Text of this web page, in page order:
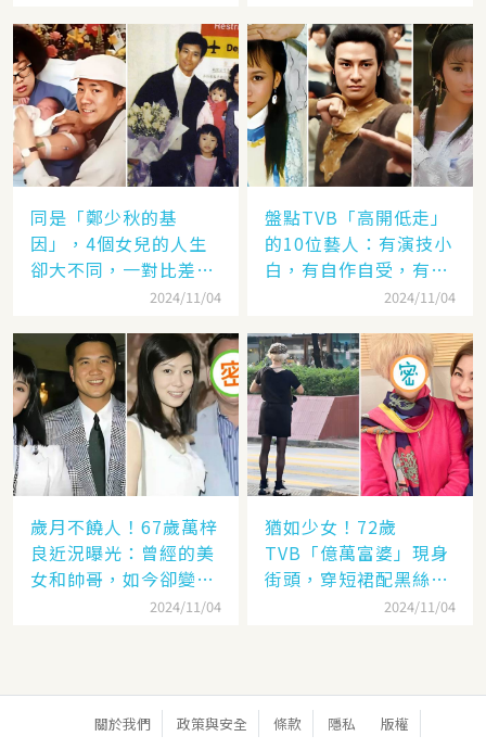
同是「鄭少秋的基
因」，4個女兒的人生
卻大不同，一對比差距
2024/11/04
盤點TVB「高開低走」
的10位藝人：有演技小
白，有自作自受，有遭
封殺，一手好牌打稀爛
2024/11/04
歲月不饒人！67歲萬梓
良近況曝光：曾經的美
女和帥哥，如今卻變成
了「美女和老爹」2024/11/04
猶如少女！72歲
TVB「億萬富婆」現身
街頭，穿短裙配黑絲太
撩人，網：看「背影」
2024/11/04
關於我們 政策與安全 條款 隱私 版權